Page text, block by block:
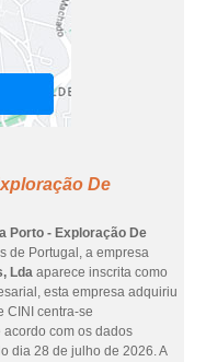
De
Porto - Exploração De
de Portugal, a empresa
Lda aparece inscrita como
esta empresa adquiriu
CINI centra-se
com os dados
dia 28 de julho de 2026. A